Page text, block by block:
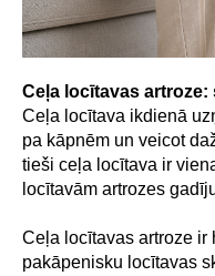
Ceļa locītavas
Ceļa locītava ikdienā
pa kāpnēm un veicot
tieši ceļa locītava ir
locītavām artrozes
Ceļa locītavas artroze ir
pakāpenisku locītavas